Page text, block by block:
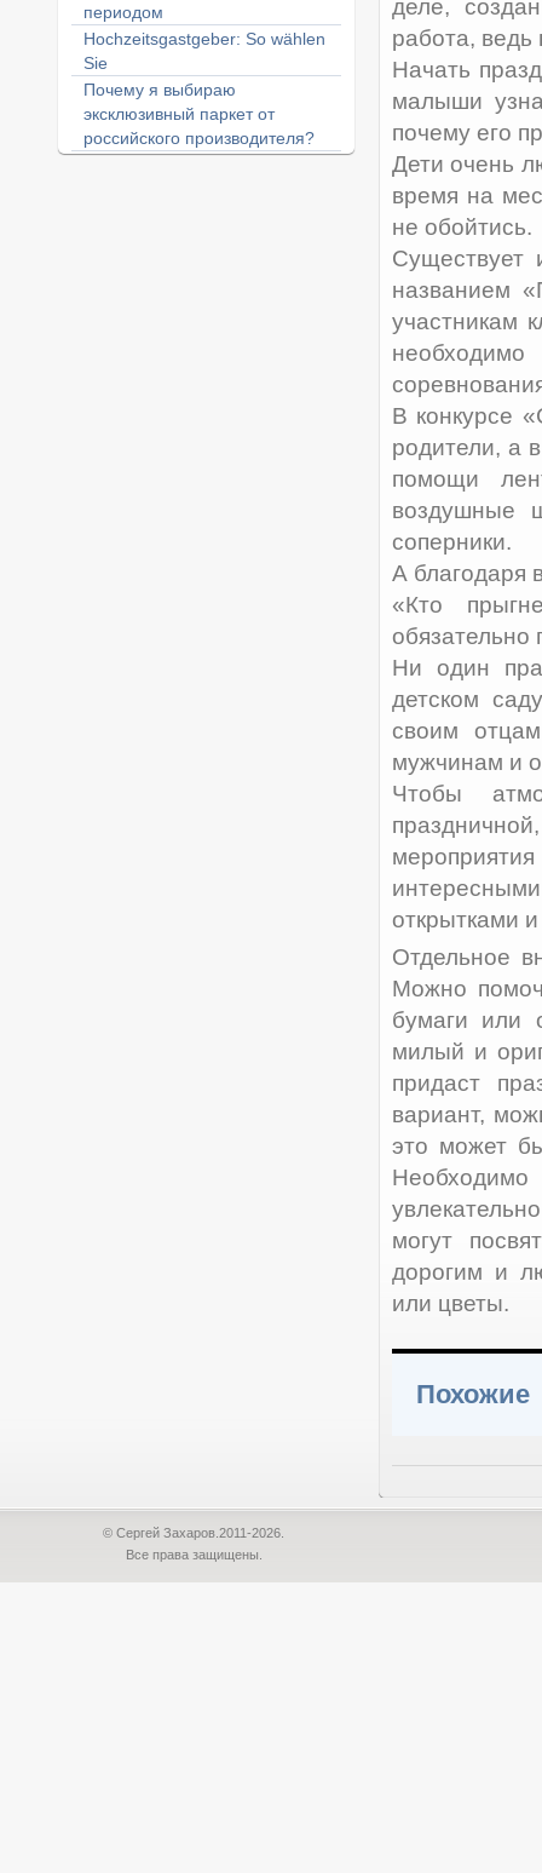
периодом
Hochzeitsgastgeber: So wählen
Sie
Почему я выбираю
эксклюзивный паркет от
российского производителя?
деле,
работа, ведь
Начать
малыши
почему его
Дети очень
время на
не обойтись.
Существует
названием
участникам
В конкурсе
родители, а
помощи
воздушные
соперники.
А благодаря
«Кто
обязательно
Ни один
детском
своим
мужчинам и
Чтобы
открытками
Отдельное
Можно
бумаги или
милый и
придаст
вариант,
это может
могут
дорогим и
или цветы.
Похожие
© Сергей Захаров.2011-2026.
Все права защищены.